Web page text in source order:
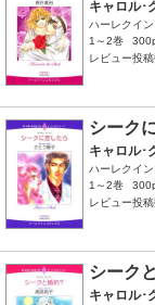
キャロル･
ハーレクイ
1～2巻
レビュー投
シーク
キャロル･
ハーレクイ
1～2巻
レビュー投
シーク
キャロル･